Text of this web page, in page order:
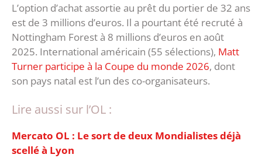
L’option d’achat assortie au prêt du portier de 32 ans
est de 3 millions d’euros. Il a pourtant été recruté à
Nottingham Forest à 8 millions d’euros en août
2025. International américain (55 sélections), Matt
Turner participe à la Coupe du monde 2026, dont
son pays natal est l’un des co-organisateurs.
Lire aussi sur l’OL :
Mercato OL : Le sort de deux Mondialistes déjà
scellé à Lyon